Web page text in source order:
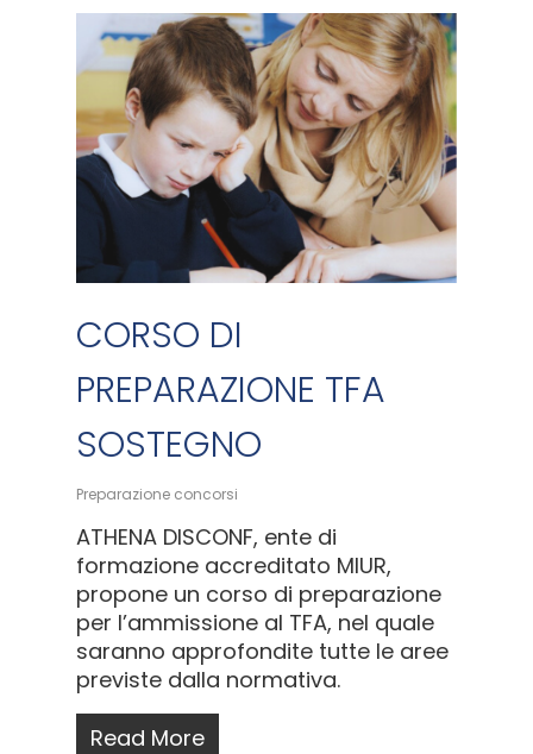
CORSO DI
PREPARAZIONE TFA
SOSTEGNO
Preparazione concorsi
ATHENA DISCONF, ente di
formazione accreditato MIUR,
propone un corso di preparazione
per l’ammissione al TFA, nel quale
saranno approfondite tutte le aree
previste dalla normativa.
Read More